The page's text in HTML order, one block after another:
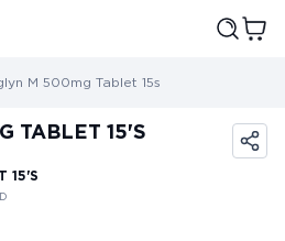
M 500mg Tablet 15s
TABLET 15'S
15'S